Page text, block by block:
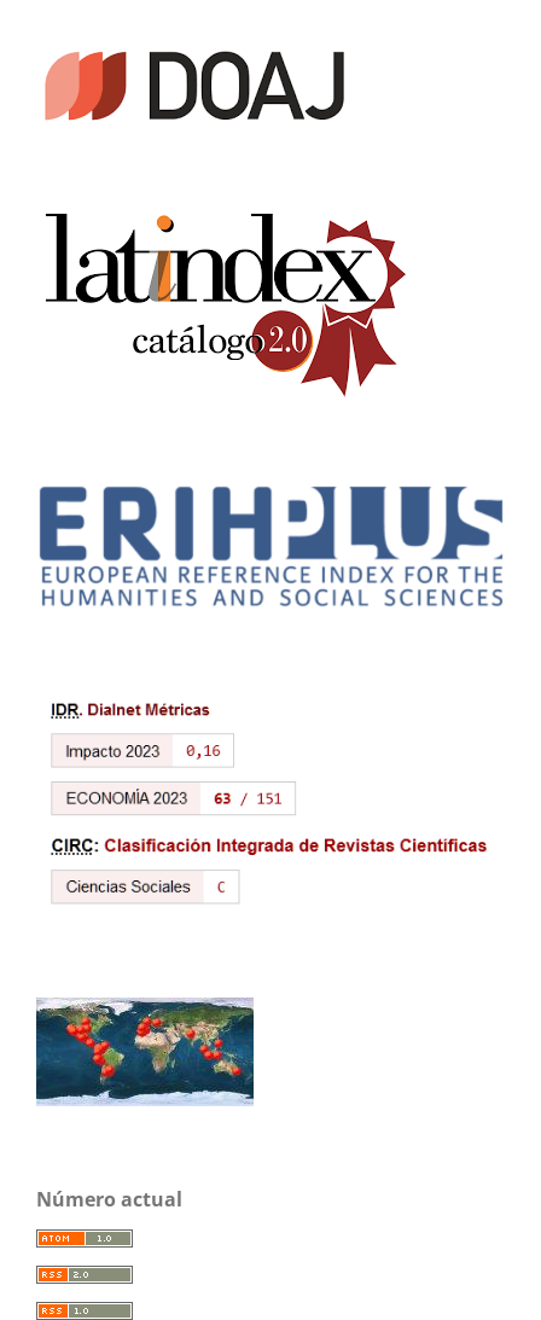
Número actual